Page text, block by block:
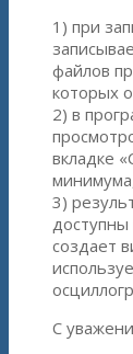
1) при
файлов
которых
2) в
вкладке
3)
доступны
создает
С